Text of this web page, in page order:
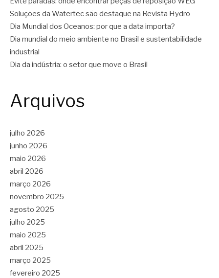
Soluções da Watertec são destaque na Revista Hydro
Dia Mundial dos Oceanos: por que a data importa?
Dia mundial do meio ambiente no Brasil e sustentabilidade
industrial
Dia da indústria: o setor que move o Brasil
Arquivos
julho 2026
junho 2026
maio 2026
abril 2026
março 2026
novembro 2025
agosto 2025
julho 2025
maio 2025
abril 2025
março 2025
fevereiro 2025